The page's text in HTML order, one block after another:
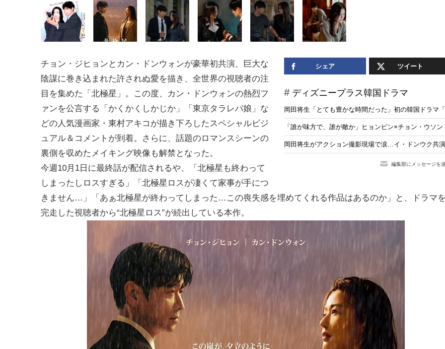
シェア ツイート
ディズニープラス韓国ドラマ
岡田将生「とても豊かな時間だった」初の韓国ドラマ
「誰が味方で、誰が敵か」ヒョンビン×チョン・ウソ
岡田将生がアクション撮影現場で涙…イ・ドンウク共
編集部にメッセージを
チョン・ジヒョンとカン・ドンウォンが豪華初共演、巨大な
陰謀に巻き込まれた許されぬ愛を描き、全世界の視聴者の注
目を集めた「北極星」。この度、カン・ドンウォンの熱烈フ
ァンを公言する「かくかくしかじか」「東京タラレバ娘」な
どの人気漫画家・東村アキコが描き下ろしたスペシャルビジ
ュアル＆コメントが到着。さらに、話題のロマンスシーンの
裏側を収めたメイキング映像も解禁となった。
今週10月1日に最終話が配信されるや、「北極星も終わって
しまったしロスすぎる」「北極星ロスが凄くて家事が手につ
きません…」「あぁ北極星が終わってしまった…この喪失感を埋めてくれる作品はあるのか」と、ドラマ
完走した視聴者から“北極星ロス”が続出している本作。